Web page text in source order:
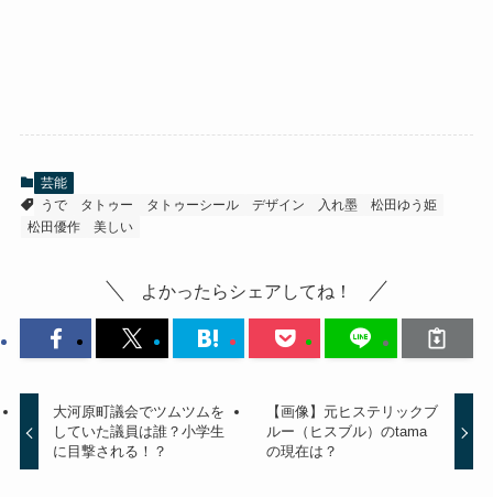
芸能
うで
タトゥー タトゥーシール デザイン 入れ墨
松田ゆう姫
松田優作
美しい
よかったらシェアしてね！
大河原町議会でツムツムを
していた議員は誰？小学生
に目撃される！？
【画像】元ヒステリックブ
ルー（ヒスブル）のtama
の現在は？